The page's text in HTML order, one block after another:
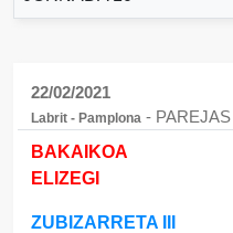
22/02/2021
Labrit - Pamplona - PAREJAS
BAKAIKOA
ELIZEGI
ZUBIZARRETA III